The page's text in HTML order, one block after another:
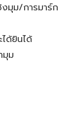
มุม/การมาร์ก
ด้ยินได้
มุม